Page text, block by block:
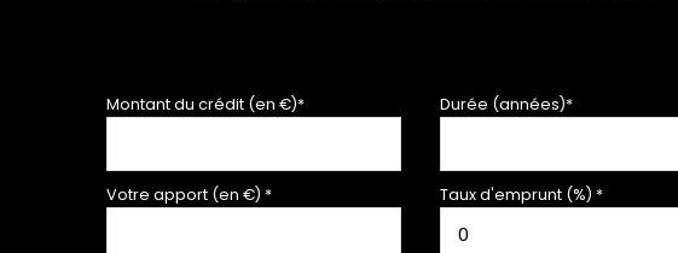
Montant du crédit (en €)* Durée (années)*
Votre apport (en €) * Taux d'emprunt (%) *